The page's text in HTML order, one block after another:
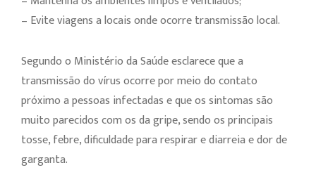
– Evite viagens a locais onde ocorre transmissão local.
Segundo o Ministério da Saúde esclarece que a
transmissão do vírus ocorre por meio do contato
próximo a pessoas infectadas e que os sintomas são
muito parecidos com os da gripe, sendo os principais
tosse, febre, dificuldade para respirar e diarreia e dor de
garganta.